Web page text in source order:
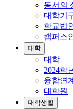
동서의
대학기
학교법
캠퍼스
대학
대학
2024학
융합연
대학원
대학생활